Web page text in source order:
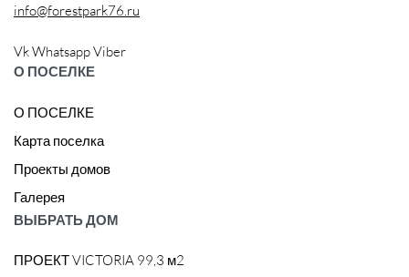
info@forestpark76.ru
VkWhatsappViber
О ПОСЕЛКЕ
О ПОСЕЛКЕ
Карта поселка
Проекты домов
Галерея
ВЫБРАТЬ ДОМ
ПРОЕКТ VICTORIA 99,3 м2